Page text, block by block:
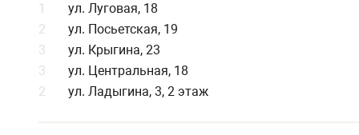
1
ул. Луговая, 18
2
ул. Посьетская, 19
3
ул. Крыгина, 23
3
ул. Центральная, 18
2
ул. Ладыгина, 3, 2 этаж